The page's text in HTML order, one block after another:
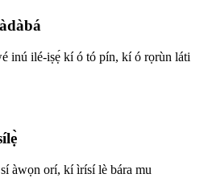
inú ilé-iṣẹ́ kí ó tó pín, kí ó rọrùn láti
àwọn orí, kí ìrísí lè bára mu